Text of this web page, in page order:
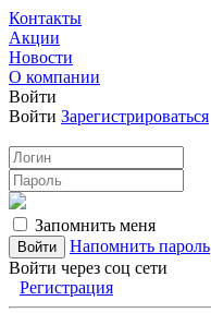
Контакты
Акции
Новости
О компании
Войти
Войти Зарегистрироваться
Запомнить меня
Напомнить пароль
Войти через соц сети
Регистрация